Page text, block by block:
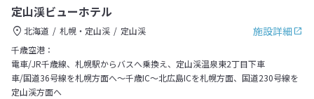
定山渓ビューホテル
施設詳細
北海道 札幌・定山渓
定山渓
千歳空港：
電車/JR千歳線、札幌駅からバスへ乗換え、定山渓温泉東2丁目下車
車/国道36号線を札幌方面へ～千歳IC～北広島ICを札幌方面、国道230号線を
定山渓方面へ